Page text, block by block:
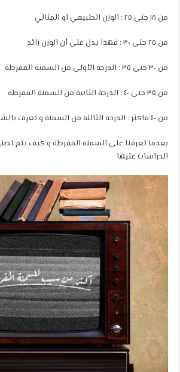
من ١٨ حتى ٢٥ : الوزن الطبيعي او المثالي
من ٢٥ حتى ٣٠ : فهذا يدل على أن الوزن زائد
من ٣٠ حتى ٣٥ : الدرجة الأولى من السمنة المفرطة
من ٣٥ حتى ٤٠ : الدرجة الثانية من السمنة المفرطة
من ٤٠ فاكثر : الدرجة الثالثة من السمنة و تعرف بالشديد او المفرطة
بعدما تعرفنا على السمنة المفرطة و كيف يتم
الدراسات عليها